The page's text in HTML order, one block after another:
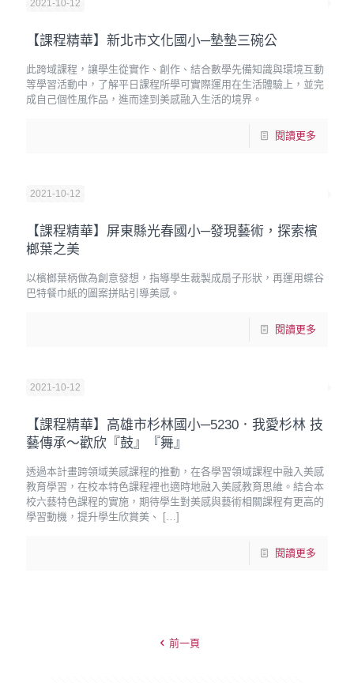
2021-10-12
【課程精華】新北市文化國小─墊墊三碗公
此跨域課程，讓學生從實作、創作、結合數學先備知識與環境互動
等學習活動中，了解平日課程所學可實際運用在生活體驗上，並完
成自己個性風作品，進而達到美感融入生活的境界。
閱讀更多
2021-10-12
【課程精華】屏東縣光春國小─發現藝術，探索檳
榔葉之美
以檳榔葉柄做為創意發想，指導學生裁製成扇子形狀，再運用蝶谷
巴特餐巾紙的圖案拼貼引導美感。
閱讀更多
2021-10-12
【課程精華】高雄市杉林國小─5230．我愛杉林 技
藝傳承～歡欣『鼓』『舞』
透過本計畫跨領域美感課程的推動，在各學習領域課程中融入美感
教育學習，在校本特色課程裡也適時地融入美感教育思維。結合本
校六藝特色課程的實施，期待學生對美感與藝術相關課程有更高的
學習動機，提升學生欣賞美、
[…]
閱讀更多
前一頁